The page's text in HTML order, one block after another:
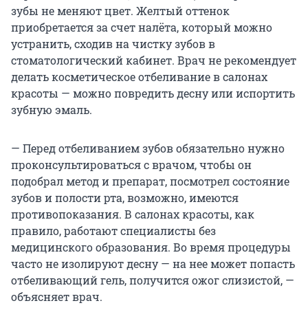
зубы не меняют цвет. Желтый оттенок
приобретается за счет налёта, который можно
устранить, сходив на чистку зубов в
стоматологический кабинет. Врач не рекомендует
делать косметическое отбеливание в салонах
красоты — можно повредить десну или испортить
зубную эмаль.
— Перед отбеливанием зубов обязательно нужно
проконсультироваться с врачом, чтобы он
подобрал метод и препарат, посмотрел состояние
зубов и полости рта, возможно, имеются
противопоказания. В салонах красоты, как
правило, работают специалисты без
медицинского образования. Во время процедуры
часто не изолируют десну — на нее может попасть
отбеливающий гель, получится ожог слизистой, —
объясняет врач.